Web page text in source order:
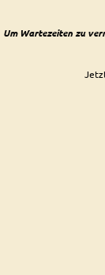
Um Wartezeiten zu